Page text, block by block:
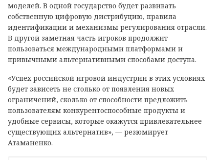
моделей. В одной государство будет развивать
собственную цифровую дистрибуцию, правила
идентификации и механизмы регулирования отрасли.
В другой заметная часть игроков продолжит
пользоваться международными платформами и
привычными альтернативными способами доступа.
«Успех российской игровой индустрии в этих условиях
будет зависеть не столько от появления новых
ограничений, сколько от способности предложить
пользователям конкурентоспособные продукты и
удобные сервисы, которые окажутся привлекательнее
существующих альтернатив», — резюмирует
Атаманенко.